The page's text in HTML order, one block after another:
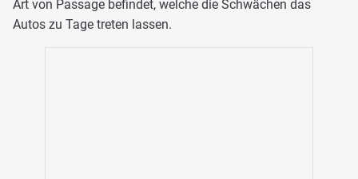
Art von Passage befindet, welche die Schwächen das
Autos zu Tage treten lassen.